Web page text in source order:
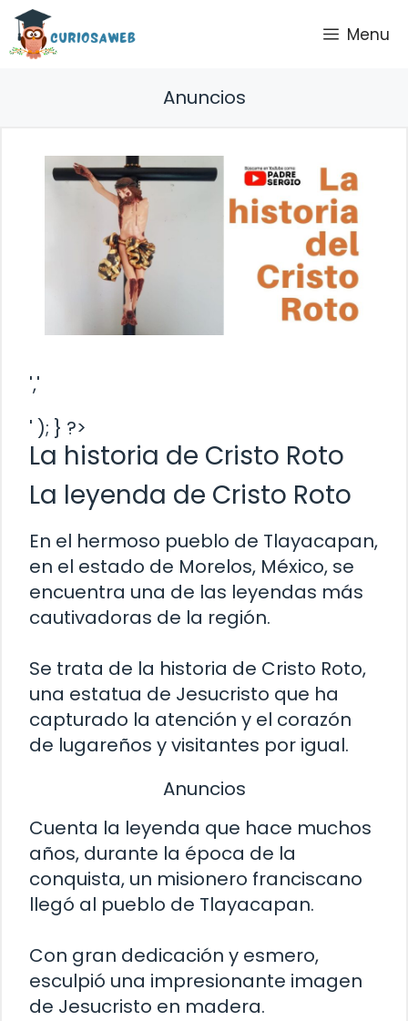
Saltar
contenido
Menu
Anuncios
','
' ); } ?>
La historia de Cristo Roto
La leyenda de Cristo Roto
En el hermoso pueblo de Tlayacapan,
en el estado de Morelos, México, se
encuentra una de las leyendas más
cautivadoras de la región.
Se trata de la historia de Cristo Roto,
una estatua de Jesucristo que ha
capturado la atención y el corazón
de lugareños y visitantes por igual.
Anuncios
Cuenta la leyenda que hace muchos
años, durante la época de la
conquista, un misionero franciscano
llegó al pueblo de Tlayacapan.
Con gran dedicación y esmero,
esculpió una impresionante imagen
de Jesucristo en madera.